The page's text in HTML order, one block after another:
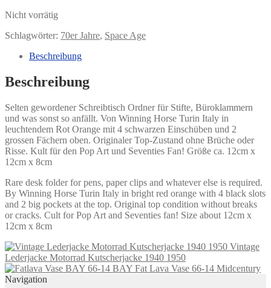
Nicht vorrätig
Schlagwörter: 70er Jahre, Space Age
Beschreibung
Beschreibung
Selten gewordener Schreibtisch Ordner für Stifte, Büroklammern
und was sonst so anfällt. Von Winning Horse Turin Italy in
leuchtendem Rot Orange mit 4 schwarzen Einschüben und 2
grossen Fächern oben. Originaler Top-Zustand ohne Brüche oder
Risse. Kult für den Pop Art und Seventies Fan! Größe ca. 12cm x
12cm x 8cm
Rare desk folder for pens, paper clips and whatever else is required.
By Winning Horse Turin Italy in bright red orange with 4 black slots
and 2 big pockets at the top. Original top condition without breaks
or cracks. Cult for Pop Art and Seventies fan! Size about 12cm x
12cm x 8cm
Vintage
Lederjacke Motorrad Kutscherjacke 1940 1950
BAY Fat Lava Vase 66-14 Midcentury
Navigation